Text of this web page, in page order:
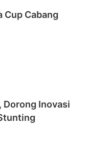
Cup Cabang
Dorong Inovasi